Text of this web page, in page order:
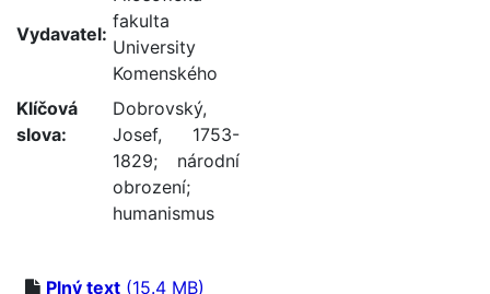
Vydavatel:
fakulta
University
Komenského
Klíčová
slova:
Dobrovský,
Josef, 1753-
1829; národní
obrození;
humanismus
Plný text (15.4 MB)